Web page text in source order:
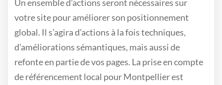
Un ensemble d’actions seront nécessaires sur
votre site pour améliorer son positionnement
global. Il s’agira d’actions à la fois techniques,
d’améliorations sémantiques, mais aussi de
refonte en partie de vos pages. La prise en compte
de référencement local pour Montpellier est